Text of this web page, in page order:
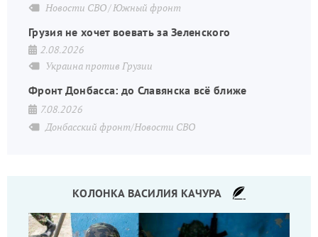
Новости СВО Южный фронт
Грузия не хочет воевать за Зеленского
2.08.2026
Украина против Грузии
Фронт Донбасса: до Славянска всё ближе
7.08.2026
Донбасский фронт/Новости СВО
КОЛОНКА ВАСИЛИЯ КАЧУРА